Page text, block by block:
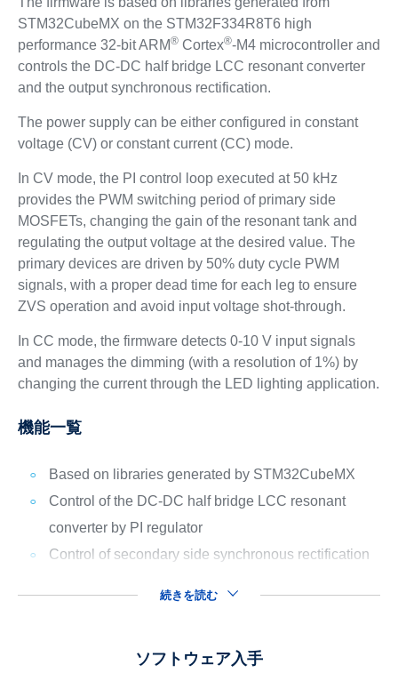
STM32CubeMX on the STM32F334R8T6 high
performance 32-bit ARM®Cortex®-M4 microcontroller and
controls the DC-DC half bridge LCC resonant converter
and the output synchronous rectification.
The power supply can be either configured in constant
voltage (CV) or constant current (CC) mode.
In CV mode, the PI control loop executed at 50 kHz
provides the PWM switching period of primary side
MOSFETs, changing the gain of the resonant tank and
regulating the output voltage at the desired value. The
primary devices are driven by 50% duty cycle PWM
signals, with a proper dead time for each leg to ensure
ZVS operation and avoid input voltage shot-through.
In CC mode, the firmware detects 0-10 V input signals
and manages the dimming (with a resolution of 1%) by
changing the current through the LED lighting application.
機能一覧
Based on libraries generated by STM32CubeMX
Control of the DC-DC half bridge LCC resonant
converter by PI regulator
Control of secondary side synchronous rectification
続きを読む
ソフトウェア入手